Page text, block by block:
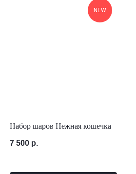
NEW
Набор шаров Нежная кошечка
7 500 р.